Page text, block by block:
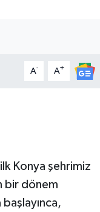
A- A+
Konya şehrimiz
bir dönem